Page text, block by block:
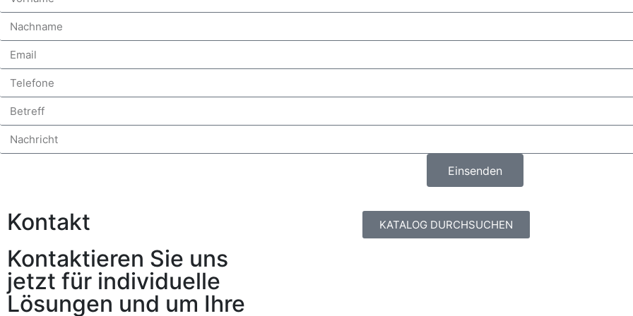
Einsenden
Kontakt
Kontaktieren Sie uns
jetzt für individuelle
Lösungen und um Ihre
KATALOG DURCHSUCHEN